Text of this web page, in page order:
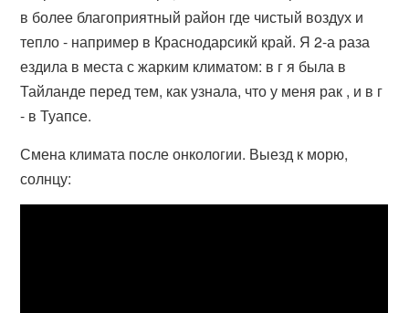
в более благоприятный район где чистый воздух и
тепло - например в Краснодарсикй край. Я 2-а раза
ездила в места с жарким климатом: в г я была в
Тайланде перед тем, как узнала, что у меня рак , и в г
- в Туапсе.
Смена климата после онкологии. Выезд к морю,
солнцу: